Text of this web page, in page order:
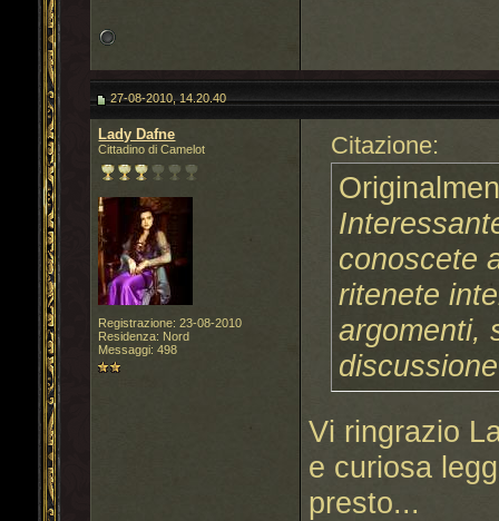
27-08-2010, 14.20.40
Lady Dafne
Cittadino di Camelot
Registrazione: 23-08-2010
Residenza: Nord
Messaggi: 498
Citazione:
conoscete
ritenete
argomenti,
discussione
Vi ringrazio
e curiosa
presto...